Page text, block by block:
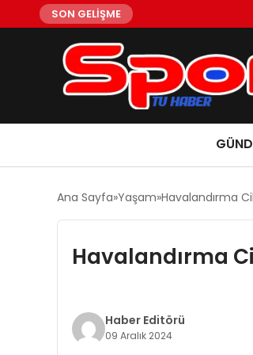
SON GELİŞME
Ana Sayfa Yaşam Havalandırma
Havalandırma
Haber Editörü
09 Aralık 2024